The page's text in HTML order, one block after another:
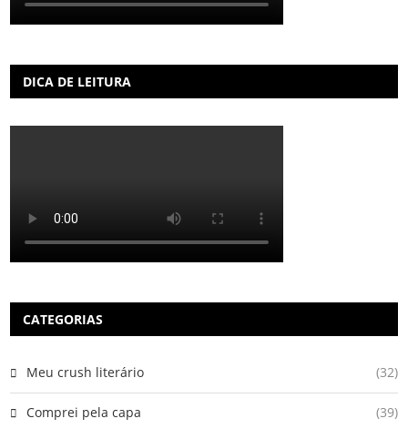
DICA DE LEITURA
CATEGORIAS
Meu crush literário (32)
Comprei pela capa (39)